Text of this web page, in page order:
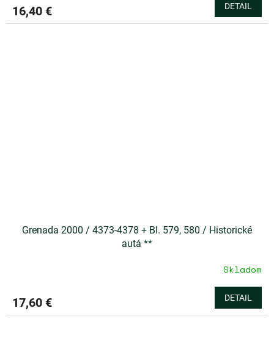
16,40 € DETAIL
Grenada 2000 / 4373-4378 + Bl. 579, 580 / Historické
autá **
Skladom
17,60 € DETAIL